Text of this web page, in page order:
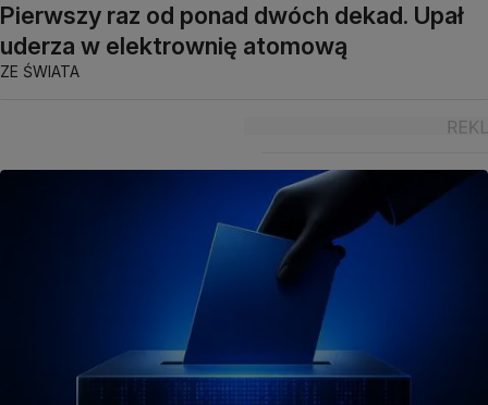
Pierwszy raz od ponad dwóch dekad. Upał
uderza w elektrownię atomową
ZE ŚWIATA